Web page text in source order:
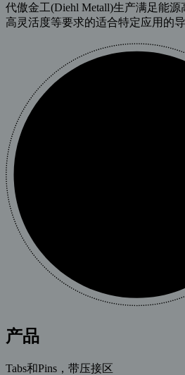
代傲金工(Diehl Metall)生产满足能
高灵活度等要求的适合特定应用的导
产品
Tabs和Pins，带压接区